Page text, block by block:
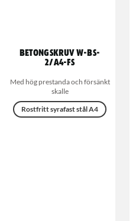
Betongskruv W-BS-
2/A4-FS
Med hög prestanda och försänkt
skalle
Rostfritt syrafast stål A4